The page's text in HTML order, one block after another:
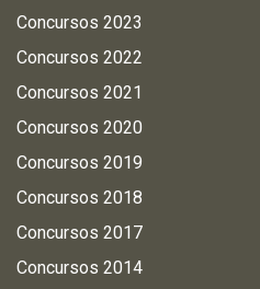
Concursos 2023
Concursos 2022
Concursos 2021
Concursos 2020
Concursos 2019
Concursos 2018
Concursos 2017
Concursos 2014